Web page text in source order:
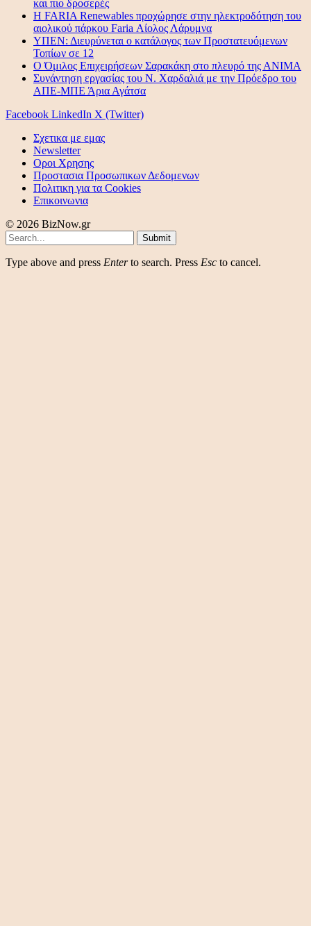
και πιο δροσερές
Η FARIA Renewables προχώρησε στην ηλεκτροδότηση του
αιολικού πάρκου Faria Αίολος Λάρυμνα
ΥΠΕΝ: Διευρύνεται ο κατάλογος των Προστατευόμενων
Τοπίων σε 12
O Όμιλος Επιχειρήσεων Σαρακάκη στο πλευρό της ΑΝΙΜΑ
Συνάντηση εργασίας του Ν. Χαρδαλιά με την Πρόεδρο του
ΑΠΕ-ΜΠΕ Άρια Αγάτσα
Facebook LinkedIn X (Twitter)
Σχετικα με εμας
Newsletter
Οροι Χρησης
Προστασια Προσωπικων Δεδομενων
Πολιτικη για τα Cookies
Επικοινωνια
© 2026 BizNow.gr
Submit
Type above and press Enterto search. Press Esc to cancel.